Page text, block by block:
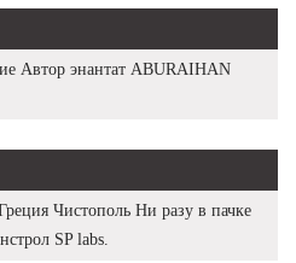
Автор энантат ABURAIHAN
Чистополь Ни разу в пачке
SP labs.